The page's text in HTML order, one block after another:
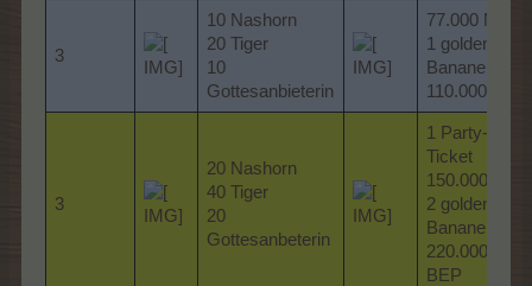
3
10 Nashorn
20 Tiger
10
Gottesanbieterin
77.000 MP
1 goldene
Banane
110.000 TEP
3
20 Nashorn
40 Tiger
20
Gottesanbeterin
1 Party-
Ticket
150.000 MP
2 goldene
Bananen
220.000
BEP